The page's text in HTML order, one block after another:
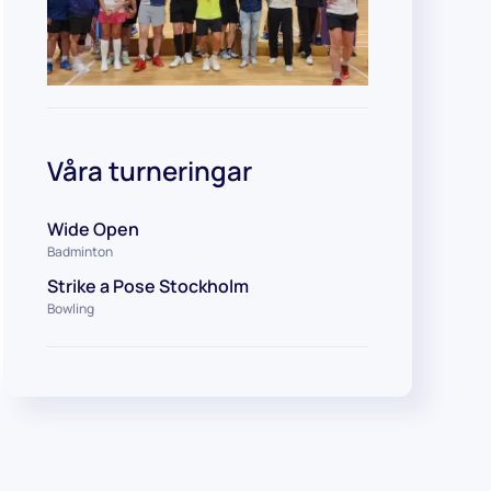
Våra turneringar
Wide Open
Badminton
Strike a Pose Stockholm
Bowling